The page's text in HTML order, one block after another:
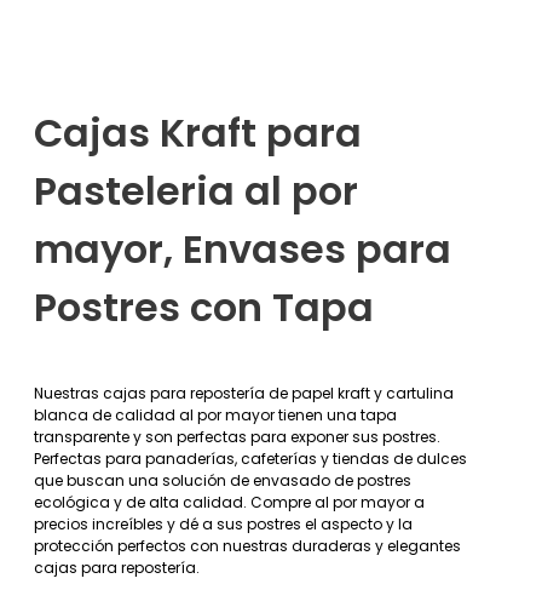
Cajas Kraft para
Pasteleria al por
mayor, Envases para
Postres con Tapa
Nuestras cajas para repostería de papel kraft y cartulina
blanca de calidad al por mayor tienen una tapa
transparente y son perfectas para exponer sus postres.
Perfectas para panaderías, cafeterías y tiendas de dulces
que buscan una solución de envasado de postres
ecológica y de alta calidad. Compre al por mayor a
precios increíbles y dé a sus postres el aspecto y la
protección perfectos con nuestras duraderas y elegantes
cajas para repostería.